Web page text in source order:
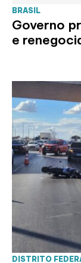
BRASIL
Governo
e
DISTRITO